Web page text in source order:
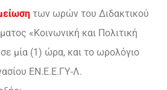
των ωρών του Διδακτικού
«Κοινωνική και Πολιτική
μία (1) ώρα, και το ωρολόγιο
ΕΝ.Ε.Ε.ΓΥ-Λ.